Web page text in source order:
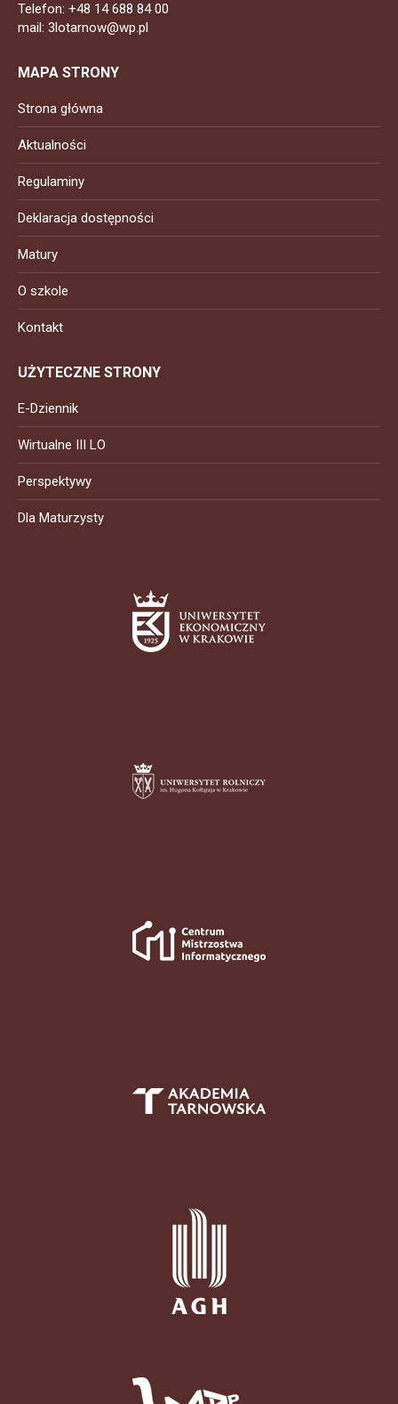
Telefon: +48 14 688 84 00
mail: 3lotarnow@wp.pl
MAPA STRONY
Strona główna
Aktualności
Regulaminy
Deklaracja dostępności
Matury
O szkole
Kontakt
UŻYTECZNE STRONY
E-Dziennik
Wirtualne III LO
Perspektywy
Dla Maturzysty